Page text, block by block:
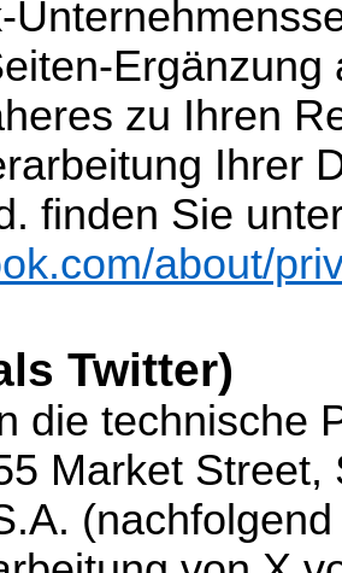
zu Ihren
Ihrer
finden Sie
about/
Twitter)
die technische
Market